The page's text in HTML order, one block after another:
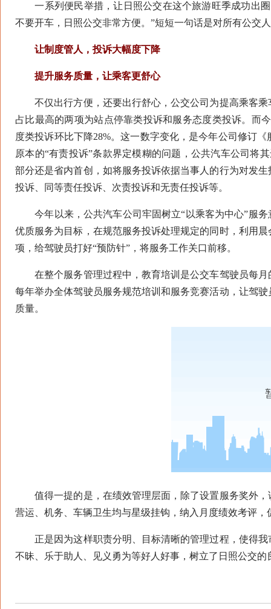
一系列便民举措，让日照公交在这个旅游旺季成功出圈
不要开车，日照公交非常方便。”短短一句话是对所有公交
让制度管人，投诉大幅度下降
提升服务质量，让乘客更舒心
不仅出行方便，还要出行舒心，公交公司为提高乘客乘
占比最高的两项为站点停靠类投诉和服务态度类投诉。而
度类投诉环比下降28%。这一数字变化，是今年公司修订
原本的“有责投诉”条款界定模糊的问题，公共汽车公司将
部分还是省内首创，如将服务投诉依据当事人的行为对发
投诉、同等责任投诉、次责投诉和无责任投诉等。
今年以来，公共汽车公司牢固树立“以乘客为中心”服务
优质服务为目标，在规范服务投诉处理规定的同时，利用
项，给驾驶员打好“预防针”，将服务工作关口前移。
在整个服务管理过程中，教育培训是公交车驾驶员每月
每年举办全体驾驶员服务规范培训和服务竞赛活动，让驾
质量。
值得一提的是，在绩效管理层面，除了设置服务奖外，
营运、机务、车辆卫生均与星级挂钩，纳入月度绩效考评
正是因为这样职责分明、目标清晰的管理过程，使得我
不昧、乐于助人、见义勇为等好人好事，树立了日照公交